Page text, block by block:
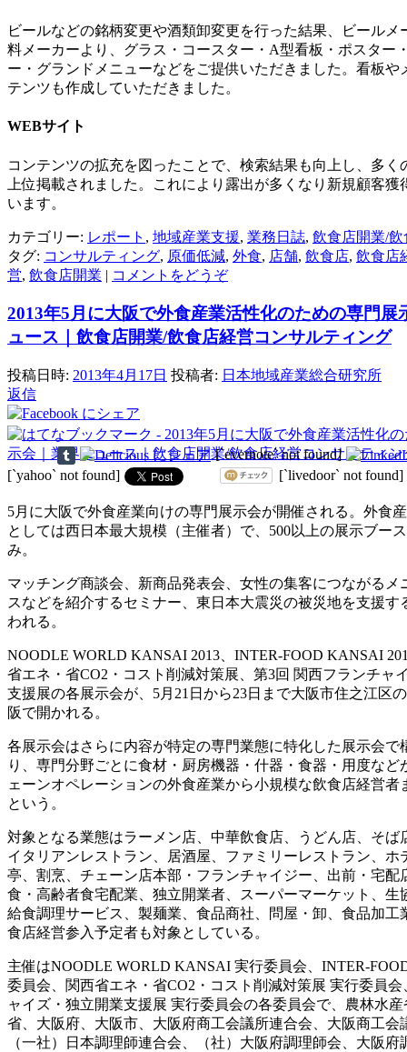
ビールなどの銘柄変更や酒類卸変更を行った結果、ビールメ
料メーカーより、グラス・コースター・A型看板・ポスター
ー・グランドメニューなどをご提供いただきました。看板や
テンツも作成していただきました。
WEBサイト
コンテンツの拡充を図ったことで、検索結果も向上し、多く
上位掲載されました。これにより露出が多くなり新規顧客獲
います。
カテゴリー: レポート , 地域産業支援, 業務日誌, 飲食店開業/
タグ: コンサルティング, 原価低減, 外食, 店舗, 飲食店, 飲食店
営, 飲食店開業 | コメントをどうぞ
2013年5月に大阪で外食産業活性化のための専門展
ュース｜飲食店開業/飲食店経営コンサルティング
投稿日時: 2013年4月17日 投稿者: 日本地域産業総合研究所
返信
[`evernote` not found]
[`yahoo` not found]
[`livedoor` not found]
5月に大阪で外食産業向けの専門展示会が開催される。外食
としては西日本最大規模（主催者）で、500以上の展示ブー
み。
マッチング商談会、新商品発表会、女性の集客につながるメ
スなどを紹介するセミナー、東日本大震災の被災地を支援す
われる。
NOODLE WORLD KANSAI 2013、INTER-FOOD KANSAI
省エネ・省CO2・コスト削減対策展、第3回 関西フランチャ
支援展の各展示会が、5月21日から23日まで大阪市住之江区
阪で開かれる。
各展示会はさらに内容が特定の専門業態に特化した展示会で
り、専門分野ごとに食材・厨房機器・什器・食器・用度など
ェーンオペレーションの外食産業から小規模な飲食店経営者
という。
対象となる業態はラーメン店、中華飲食店、うどん店、そば
イタリアンレストラン、居酒屋、ファミリーレストラン、ホ
亭、割烹、チェーン店本部・フランチャイジー、出前・宅配
食・高齢者食宅配業、独立開業者、スーパーマーケット、生
給食調理サービス、製麺業、食品商社、問屋・卸、食品加工
食店経営参入予定者も対象としている。
主催はNOODLE WORLD KANSAI 実行委員会、INTER-
委員会、関西省エネ・省CO2・コスト削減対策展 実行委員
ャイズ・独立開業支援展 実行委員会の各委員会で、農林水
省、大阪府、大阪市、大阪府商工会議所連合会、大阪商工会
（一社）日本調理師連合会、（社）大阪府調理師会、大阪府